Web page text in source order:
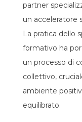
partner
un acceleratore
La pratica dello
formativo ha
un processo di
collettivo,
ambiente
equilibrato.